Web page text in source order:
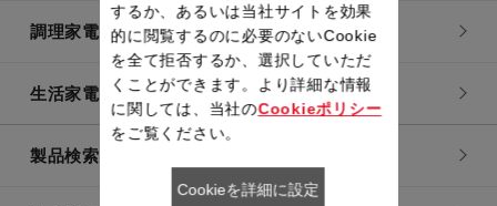
調理家電
生活家電
製品検索一覧
するか、あるいは当社サイトを効果
的に閲覧するのに必要のないCookie
を全て拒否するか、選択していただ
くことができます。より詳細な情報
に関しては、当社のCookieポリシー
をご覧ください。
Cookieを詳細に設定